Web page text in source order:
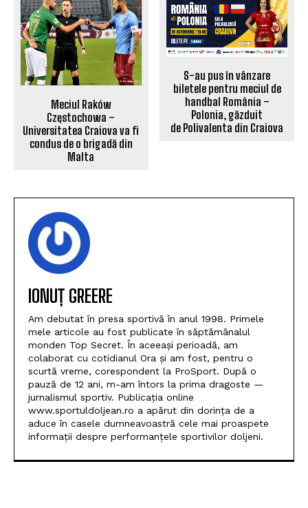
Meciul Raków
Częstochowa –
Universitatea Craiova va fi
condus de o brigadă din
Malta
S-au pus în vânzare
biletele pentru meciul de
handbal România –
Polonia, găzduit
de Polivalenta din Craiova
IONUȚ GREERE
Am debutat în presa sportivă în anul 1998. Primele
mele articole au fost publicate în săptămânalul
monden Top Secret. În aceeași perioadă, am
colaborat cu cotidianul Ora și am fost, pentru o
scurtă vreme, corespondent la ProSport. După o
pauză de 12 ani, m-am întors la prima dragoste —
jurnalismul sportiv. Publicația online
www.sportuldoljean.ro a apărut din dorința de a
aduce în casele dumneavoastră cele mai proaspete
informații despre performanțele sportivilor doljeni.